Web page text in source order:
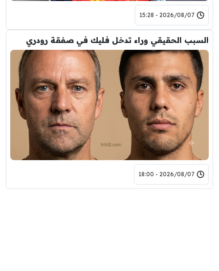
2026/08/07 - 15:28
السبب الحقيقي وراء تدخل فليك في صفقة رودري
2026/08/07 - 18:00